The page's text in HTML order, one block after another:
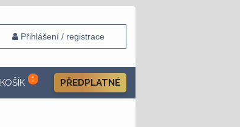
Přihlášení / registrace
KOŠÍK 1 PŘEDPLATNÉ